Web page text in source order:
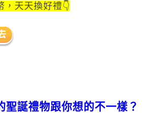
，天天換好禮👇
聖誕禮物跟你想的不一樣？